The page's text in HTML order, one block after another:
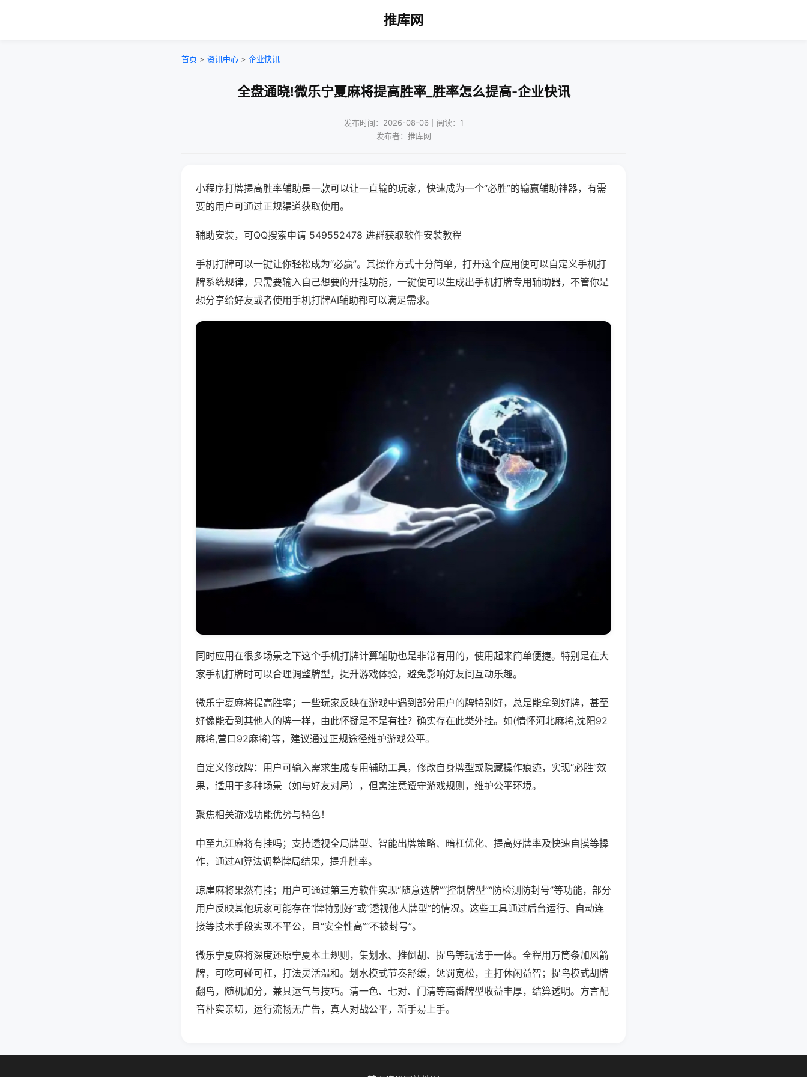
推库网
首页 > 资讯中心 > 企业快讯
全盘通晓!微乐宁夏麻将提高胜率_胜率怎么提高-企业快讯
发布时间：2026-08-06｜阅读：1
发布者：推库网
小程序打牌提高胜率辅助是一款可以让一直输的玩家，快速成为一个“必胜”的输赢辅助神器，有需
要的用户可通过正规渠道获取使用。
辅助安装，可QQ搜索申请 549552478 进群获取软件安装教程
手机打牌可以一键让你轻松成为“必赢”。其操作方式十分简单，打开这个应用便可以自定义手机打
牌系统规律，只需要输入自己想要的开挂功能，一键便可以生成出手机打牌专用辅助器，不管你是
想分享给好友或者使用手机打牌AI辅助都可以满足需求。
同时应用在很多场景之下这个手机打牌计算辅助也是非常有用的，使用起来简单便捷。特别是在大
家手机打牌时可以合理调整牌型，提升游戏体验，避免影响好友间互动乐趣。
微乐宁夏麻将提高胜率；一些玩家反映在游戏中遇到部分用户的牌特别好，总是能拿到好牌，甚至
好像能看到其他人的牌一样，由此怀疑是不是有挂？确实存在此类外挂。如(情怀河北麻将,沈阳92
麻将,营口92麻将)等，建议通过正规途径维护游戏公平。
自定义修改牌：用户可输入需求生成专用辅助工具，修改自身牌型或隐藏操作痕迹，实现“必胜”效
果，适用于多种场景（如与好友对局），但需注意遵守游戏规则，维护公平环境。
聚焦相关游戏功能优势与特色！
中至九江麻将有挂吗；支持透视全局牌型、智能出牌策略、暗杠优化、提高好牌率及快速自摸等操
作，通过AI算法调整牌局结果，提升胜率。
琼崖麻将果然有挂；用户可通过第三方软件实现“随意选牌”“控制牌型”“防检测防封号”等功能，部分
用户反映其他玩家可能存在“牌特别好”或“透视他人牌型”的情况。这些工具通过后台运行、自动连
接等技术手段实现不平公，且“安全性高”“不被封号”。
微乐宁夏麻将深度还原宁夏本土规则，集划水、推倒胡、捉鸟等玩法于一体。全程用万筒条加风箭
牌，可吃可碰可杠，打法灵活温和。划水模式节奏舒缓，惩罚宽松，主打休闲益智；捉鸟模式胡牌
翻鸟，随机加分，兼具运气与技巧。清一色、七对、门清等高番牌型收益丰厚，结算透明。方言配
音朴实亲切，运行流畅无广告，真人对战公平，新手易上手。